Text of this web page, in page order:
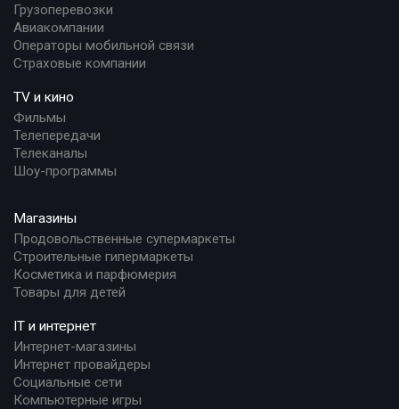
Грузоперевозки
Авиакомпании
Операторы мобильной связи
Страховые компании
TV и кино
Фильмы
Телепередачи
Телеканалы
Шоу-программы
Магазины
Продовольственные супермаркеты
Строительные гипермаркеты
Косметика и парфюмерия
Товары для детей
IT и интернет
Интернет-магазины
Интернет провайдеры
Социальные сети
Компьютерные игры